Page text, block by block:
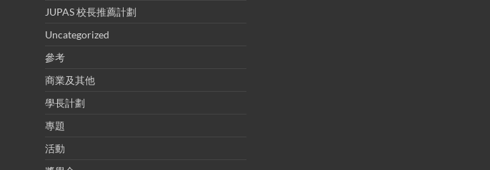
JUPAS 校長推薦計劃
Uncategorized
參考
商業及其他
學長計劃
專題
活動